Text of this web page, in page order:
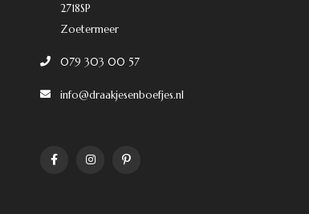
2718SP
Zoetermeer
079 303 00 57
info@draakjesenboefjes.nl